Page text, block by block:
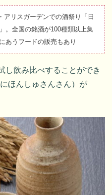
アリスガーデンでの酒祭り「日
。全国の銘酒が100種類以上集
あうフードの販売もあり
し飲み比べすることができ
ほんしゅさんさん）が